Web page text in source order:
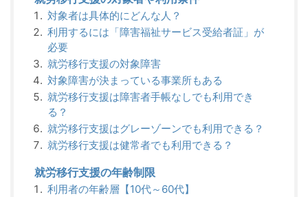
対象者は具体的にどんな人？
利用するには「障害福祉サービス受給者証」が
必要
就労移行支援の対象障害
対象障害が決まっている事業所もある
就労移行支援は障害者手帳なしでも利用でき
る？
就労移行支援はグレーゾーンでも利用できる？
就労移行支援は健常者でも利用できる？
就労移行支援の年齢制限
利用者の年齢層【10代～60代】